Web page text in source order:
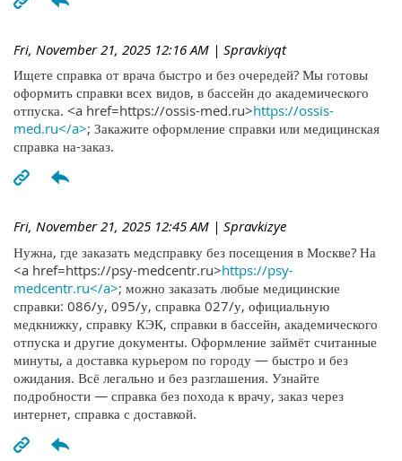
Fri, November 21, 2025 12:16 AM | Spravkiyqt
Ищете справка от врача быстро и без очередей? Мы готовы
оформить справки всех видов, в бассейн до академического
отпуска. <a href=https://ossis-med.ru>https://ossis-
med.ru</a>; Закажите оформление справки или медицинская
справка на-заказ.
Fri, November 21, 2025 12:45 AM | Spravkizye
Нужна, где заказать медсправку без посещения в Москве? На
<a href=https://psy-medcentr.ru>https://psy-
medcentr.ru</a>; можно заказать любые медицинские
справки: 086/у, 095/у, справка 027/у, официальную
медкнижку, справку КЭК, справки в бассейн, академического
отпуска и другие документы. Оформление займёт считанные
минуты, а доставка курьером по городу — быстро и без
ожидания. Всё легально и без разглашения. Узнайте
подробности — справка без похода к врачу, заказ через
интернет, справка с доставкой.